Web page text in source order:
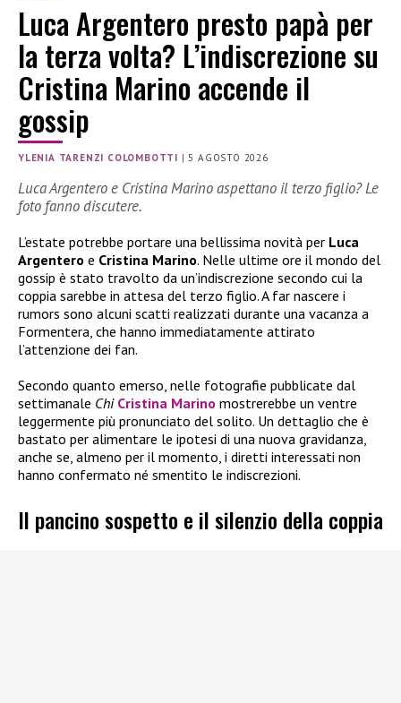
Luca Argentero presto papà per
la terza volta? L’indiscrezione su
Cristina Marino accende il
gossip
YLENIA TARENZI COLOMBOTTI | 5 AGOSTO 2026
Luca Argentero e Cristina Marino aspettano il terzo figlio? Le
foto fanno discutere.
L’estate potrebbe portare una bellissima novità per Luca
Argentero e Cristina Marino. Nelle ultime ore il mondo del
gossip è stato travolto da un’indiscrezione secondo cui la
coppia sarebbe in attesa del terzo figlio. A far nascere i
rumors sono alcuni scatti realizzati durante una vacanza a
Formentera, che hanno immediatamente attirato
l’attenzione dei fan.
Secondo quanto emerso, nelle fotografie pubblicate dal
settimanale Chi Cristina Marino mostrerebbe un ventre
leggermente più pronunciato del solito. Un dettaglio che è
bastato per alimentare le ipotesi di una nuova gravidanza,
anche se, almeno per il momento, i diretti interessati non
hanno confermato né smentito le indiscrezioni.
Il pancino sospetto e il silenzio della coppia